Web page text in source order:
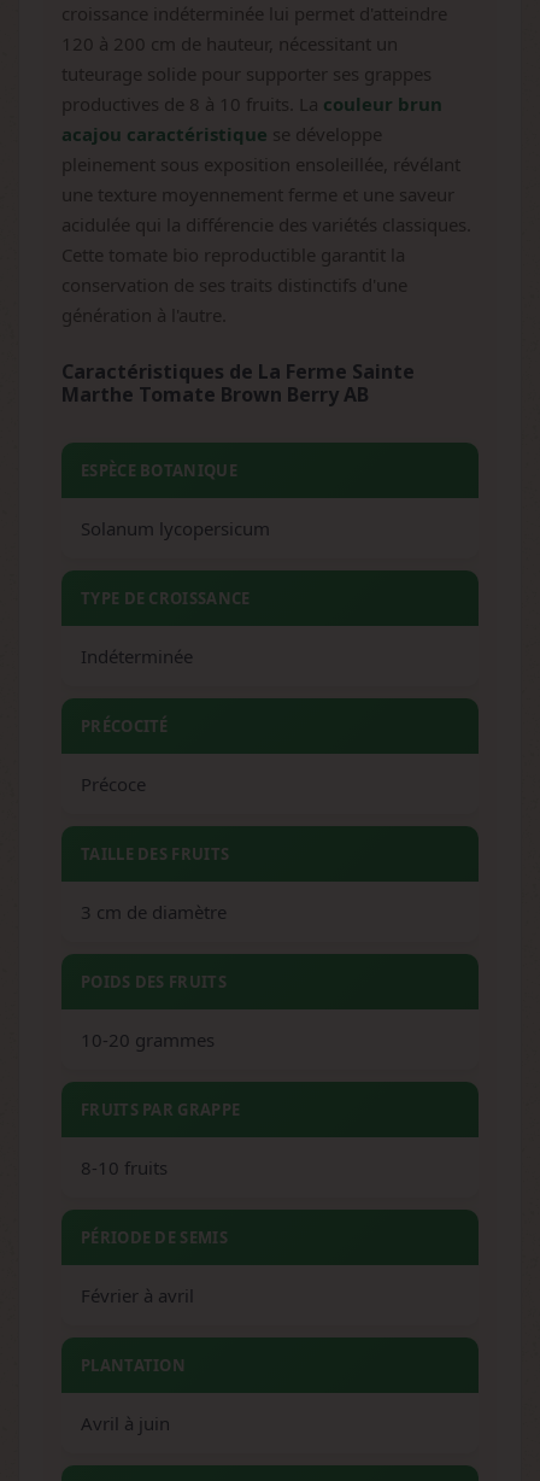
croissance indéterminée lui permet d'atteindre
120 à 200 cm de hauteur, nécessitant un
tuteurage solide pour supporter ses grappes
productives de 8 à 10 fruits. La couleur brun
acajou caractéristique se développe
pleinement sous exposition ensoleillée, révélant
une texture moyennement ferme et une saveur
acidulée qui la différencie des variétés classiques.
Cette tomate bio reproductible garantit la
conservation de ses traits distinctifs d'une
génération à l'autre.
Caractéristiques de La Ferme Sainte
Marthe Tomate Brown Berry AB
ESPÈCE BOTANIQUE
Solanum lycopersicum
TYPE DE CROISSANCE
Indéterminée
PRÉCOCITÉ
Précoce
TAILLE DES FRUITS
3 cm de diamètre
POIDS DES FRUITS
10-20 grammes
FRUITS PAR GRAPPE
8-10 fruits
PÉRIODE DE SEMIS
Février à avril
PLANTATION
Avril à juin